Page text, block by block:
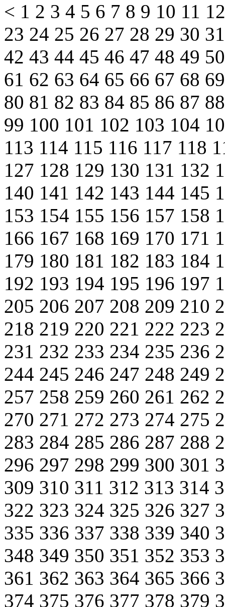
< 1 2 3 4 5 6 7 8 9 10 11
23 24 25 26 27 28 29 30
42 43 44 45 46 47 48 49
61 62 63 64 65 66 67 68
80 81 82 83 84 85 86 87
99 100 101 102 103 104
113 114 115 116 117 118
127 128 129 130 131 132
140 141 142 143 144 145
153 154 155 156 157 158
166 167 168 169 170 171
179 180 181 182 183 184
192 193 194 195 196 197
205 206 207 208 209 210
218 219 220 221 222 223
231 232 233 234 235 236
244 245 246 247 248 249
257 258 259 260 261 262
270 271 272 273 274 275
283 284 285 286 287 288
296 297 298 299 300 301
309 310 311 312 313 314
322 323 324 325 326 327
335 336 337 338 339 340
348 349 350 351 352 353
361 362 363 364 365 366
374 375 376 377 378 379